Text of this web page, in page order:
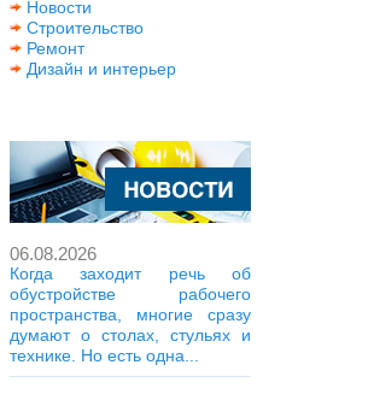
Новости
Строительство
Ремонт
Дизайн и интерьер
06.08.2026
Когда заходит речь об
обустройстве рабочего
пространства, многие сразу
думают о столах, стульях и
технике. Но есть одна...